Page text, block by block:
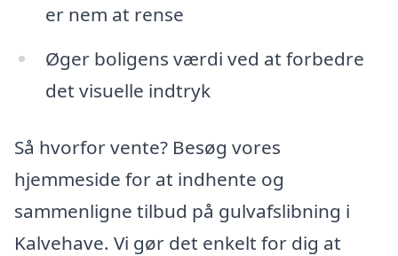
er nem at rense
Øger boligens værdi ved at forbedre
det visuelle indtryk
Så hvorfor vente? Besøg vores
hjemmeside for at indhente og
sammenligne tilbud på gulvafslibning i
Kalvehave. Vi gør det enkelt for dig at